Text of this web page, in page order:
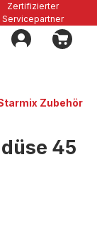
Zertifizierter
Servicepartner
Zubehör
45